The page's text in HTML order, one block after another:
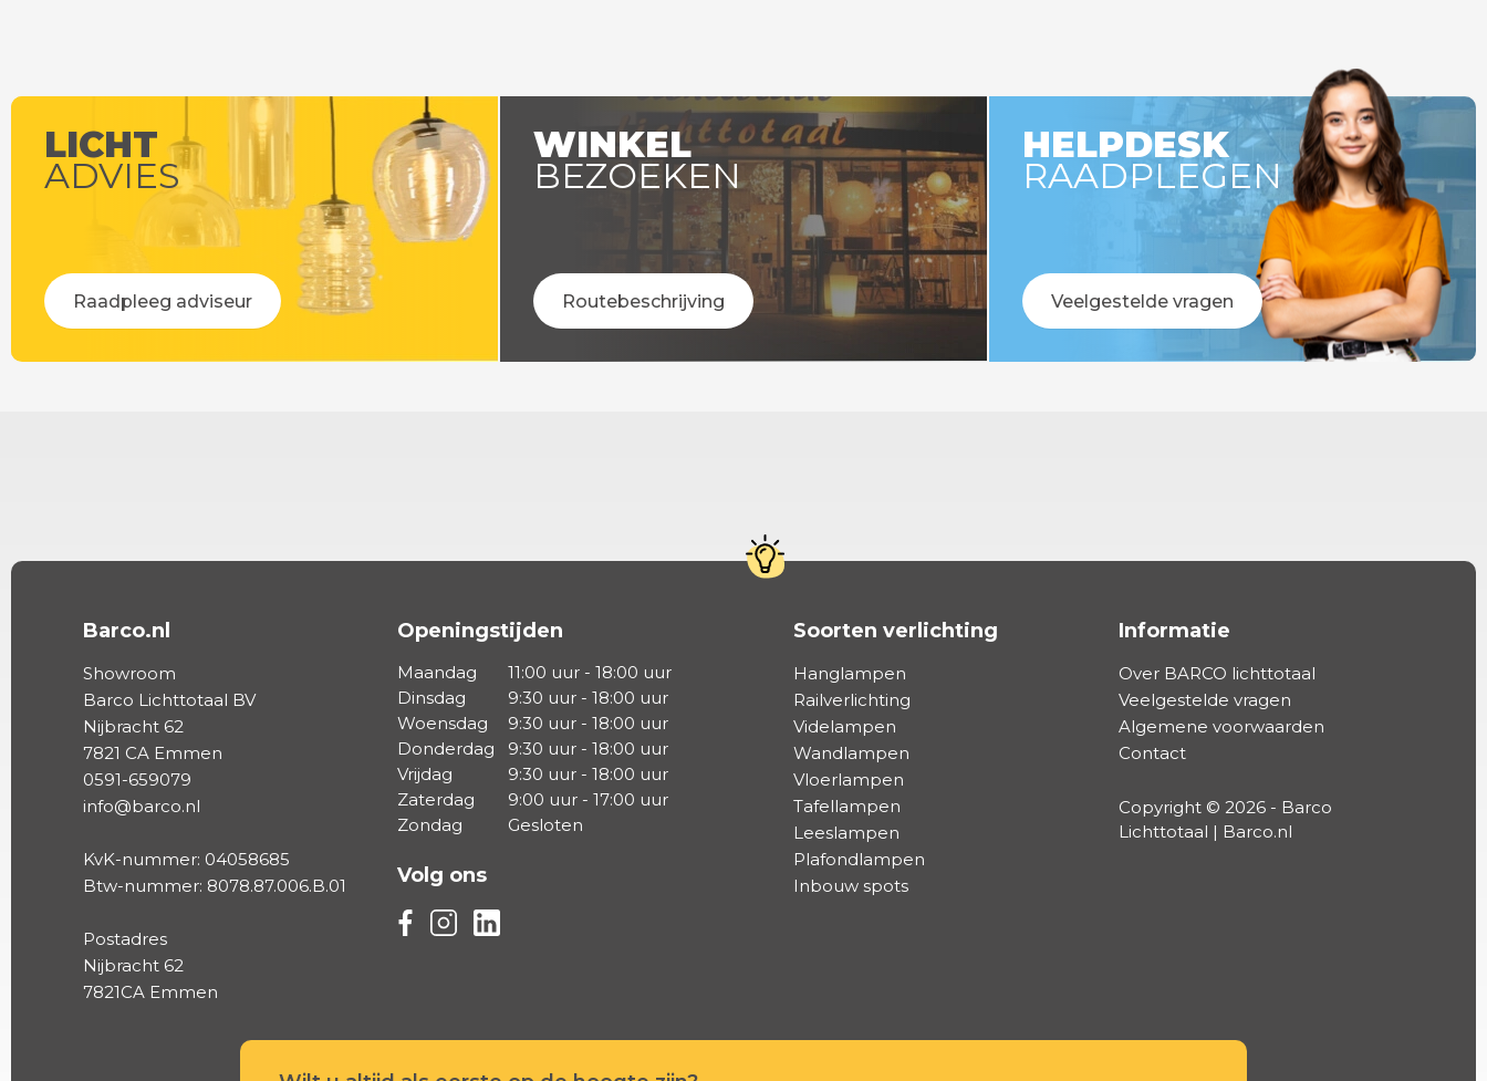
LICHT
ADVIES
Raadpleeg adviseur
WINKEL
BEZOEKEN
Routebeschrijving
HELPDESK
RAADPLEGEN
Veelgestelde vragen
Barco.nl
Showroom
Barco Lichttotaal BV
Nijbracht 62
7821 CA Emmen
0591-659079
info@barco.nl
KvK-nummer: 04058685
Btw-nummer: 8078.87.006.B.01
Postadres
Nijbracht 62
7821CA Emmen
Openingstijden
Maandag
11:00 uur - 18:00 uur
Dinsdag
9:30 uur - 18:00 uur
Woensdag
9:30 uur - 18:00 uur
Donderdag
9:30 uur - 18:00 uur
Vrijdag
9:30 uur - 18:00 uur
Zaterdag
9:00 uur - 17:00 uur
Zondag
Gesloten
Volg ons
Volg ons via Facebook
Volg ons via Instagram
Volg ons via Linkedin
Soorten verlichting
Hanglampen
Railverlichting
Videlampen
Wandlampen
Vloerlampen
Tafellampen
Leeslampen
Plafondlampen
Inbouw spots
Informatie
Over BARCO lichttotaal
Veelgestelde vragen
Algemene voorwaarden
Contact
Copyright © 2026 - Barco
Lichttotaal | Barco.nl